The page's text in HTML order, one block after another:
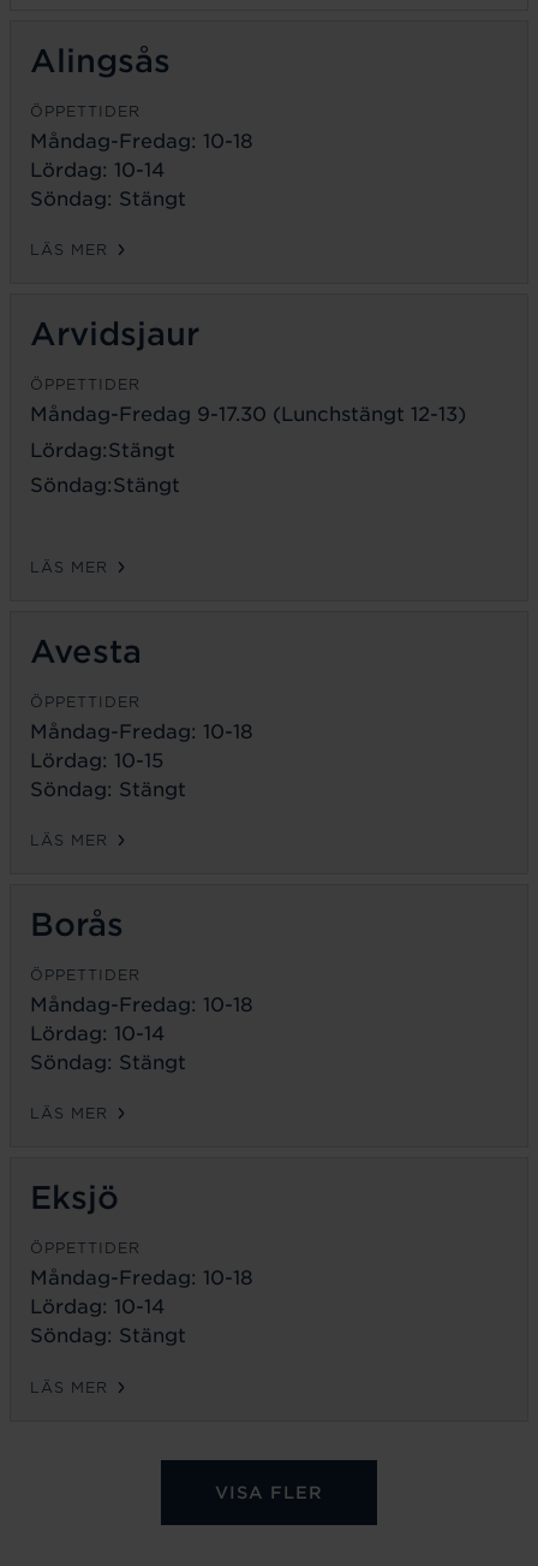
Alingsås
ÖPPETTIDER
Måndag-Fredag: 10-18
Lördag: 10-14
Söndag: Stängt
LÄS MER
Arvidsjaur
ÖPPETTIDER
Måndag-Fredag 9-17.30 (Lunchstängt 12-13)
Lördag:Stängt
Söndag:Stängt
LÄS MER
Avesta
ÖPPETTIDER
Måndag-Fredag: 10-18
Lördag: 10-15
Söndag: Stängt
LÄS MER
Borås
ÖPPETTIDER
Måndag-Fredag: 10-18
Lördag: 10-14
Söndag: Stängt
LÄS MER
Eksjö
ÖPPETTIDER
Måndag-Fredag: 10-18
Lördag: 10-14
Söndag: Stängt
LÄS MER
VISA FLER